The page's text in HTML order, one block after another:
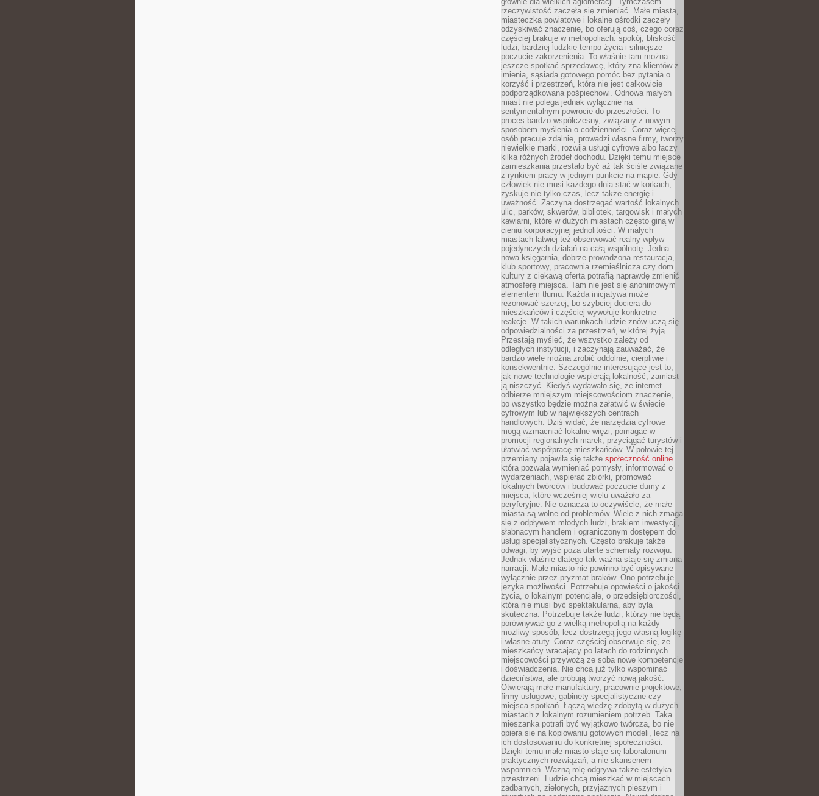
rzeczywistość zaczęła się zmieniać. Małe miasta,
miasteczka powiatowe i lokalne ośrodki zaczęły
odzyskiwać znaczenie, bo oferują coś, czego coraz
częściej brakuje w metropoliach: spokój, bliskość
ludzi, bardziej ludzkie tempo życia i silniejsze
poczucie zakorzenienia. To właśnie tam można
jeszcze spotkać sprzedawcę, który zna klientów z
imienia, sąsiada gotowego pomóc bez pytania o
korzyść i przestrzeń, która nie jest całkowicie
podporządkowana pośpiechowi. Odnowa małych
miast nie polega jednak wyłącznie na
sentymentalnym powrocie do przeszłości. To
proces bardzo współczesny, związany z nowym
sposobem myślenia o codzienności. Coraz więcej
osób pracuje zdalnie, prowadzi własne firmy, tworzy
niewielkie marki, rozwija usługi cyfrowe albo łączy
kilka różnych źródeł dochodu. Dzięki temu miejsce
zamieszkania przestało być aż tak ściśle związane
z rynkiem pracy w jednym punkcie na mapie. Gdy
człowiek nie musi każdego dnia stać w korkach,
zyskuje nie tylko czas, lecz także energię i
uważność. Zaczyna dostrzegać wartość lokalnych
ulic, parków, skwerów, bibliotek, targowisk i małych
kawiarni, które w dużych miastach często giną w
cieniu korporacyjnej jednolitości. W małych
miastach łatwiej też obserwować realny wpływ
pojedynczych działań na całą wspólnotę. Jedna
nowa księgarnia, dobrze prowadzona restauracja,
klub sportowy, pracownia rzemieślnicza czy dom
kultury z ciekawą ofertą potrafią naprawdę zmienić
atmosferę miejsca. Tam nie jest się anonimowym
elementem tłumu. Każda inicjatywa może
rezonować szerzej, bo szybciej dociera do
mieszkańców i częściej wywołuje konkretne
reakcje. W takich warunkach ludzie znów uczą się
odpowiedzialności za przestrzeń, w której żyją.
Przestają myśleć, że wszystko zależy od
odległych instytucji, i zaczynają zauważać, że
bardzo wiele można zrobić oddolnie, cierpliwie i
konsekwentnie. Szczególnie interesujące jest to,
jak nowe technologie wspierają lokalność, zamiast
ją niszczyć. Kiedyś wydawało się, że internet
odbierze mniejszym miejscowościom znaczenie,
bo wszystko będzie można załatwić w świecie
cyfrowym lub w największych centrach
handlowych. Dziś widać, że narzędzia cyfrowe
mogą wzmacniać lokalne więzi, pomagać w
promocji regionalnych marek, przyciągać turystów i
ułatwiać współpracę mieszkańców. W połowie tej
przemiany pojawiła się także społeczność online
która pozwala wymieniać pomysły, informować o
wydarzeniach, wspierać zbiórki, promować
lokalnych twórców i budować poczucie dumy z
miejsca, które wcześniej wielu uważało za
peryferyjne. Nie oznacza to oczywiście, że małe
miasta są wolne od problemów. Wiele z nich zmaga
się z odpływem młodych ludzi, brakiem inwestycji,
słabnącym handlem i ograniczonym dostępem do
usług specjalistycznych. Często brakuje także
odwagi, by wyjść poza utarte schematy rozwoju.
Jednak właśnie dlatego tak ważna staje się zmiana
narracji. Małe miasto nie powinno być opisywane
wyłącznie przez pryzmat braków. Ono potrzebuje
języka możliwości. Potrzebuje opowieści o jakości
życia, o lokalnym potencjale, o przedsiębiorczości,
która nie musi być spektakularna, aby była
skuteczna. Potrzebuje także ludzi, którzy nie będą
porównywać go z wielką metropolią na każdy
możliwy sposób, lecz dostrzegą jego własną logikę
i własne atuty. Coraz częściej obserwuje się, że
mieszkańcy wracający po latach do rodzinnych
miejscowości przywożą ze sobą nowe kompetencje
i doświadczenia. Nie chcą już tylko wspominać
dzieciństwa, ale próbują tworzyć nową jakość.
Otwierają małe manufaktury, pracownie projektowe,
firmy usługowe, gabinety specjalistyczne czy
miejsca spotkań. Łączą wiedzę zdobytą w dużych
miastach z lokalnym rozumieniem potrzeb. Taka
mieszanka potrafi być wyjątkowo twórcza, bo nie
opiera się na kopiowaniu gotowych modeli, lecz na
ich dostosowaniu do konkretnej społeczności.
Dzięki temu małe miasto staje się laboratorium
praktycznych rozwiązań, a nie skansenem
wspomnień. Ważną rolę odgrywa także estetyka
przestrzeni. Ludzie chcą mieszkać w miejscach
zadbanych, zielonych, przyjaznych pieszym i